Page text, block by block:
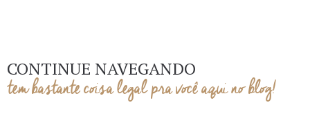
CONTINUE NAVEGANDO
tem bastante coisa legal pra você aqui no blog!